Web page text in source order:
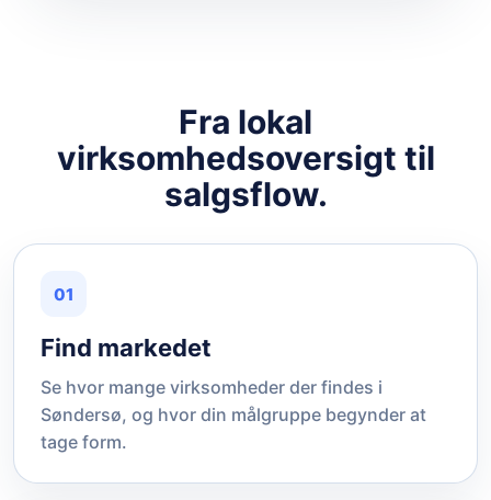
Fra lokal
virksomhedsoversigt til
salgsflow.
01
Find markedet
Se hvor mange virksomheder der findes i
Søndersø, og hvor din målgruppe begynder at
tage form.